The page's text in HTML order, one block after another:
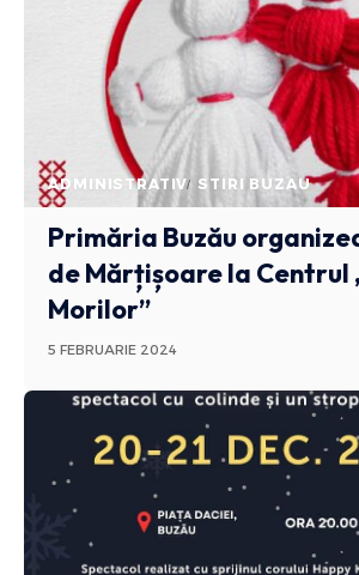
ADMINISTRATIV STIRI BUZAU
Primăria Buzău
de Mărțișoare la Centrul
Morilor”
5 FEBRUARIE 2024